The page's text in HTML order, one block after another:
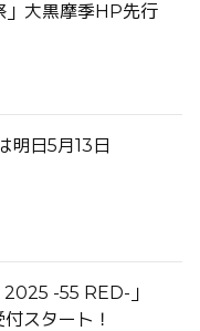
」大黒摩季HP先行
明日5月13日
-55 RED-」
スタート！